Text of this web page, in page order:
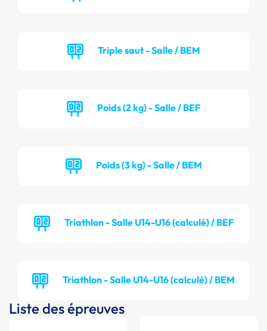
Triple saut - Salle / BEM
Poids (2 kg) - Salle / BEF
Poids (3 kg) - Salle / BEM
Triathlon - Salle U14-U16 (calculé) / BEF
Triathlon - Salle U14-U16 (calculé) / BEM
Liste des épreuves